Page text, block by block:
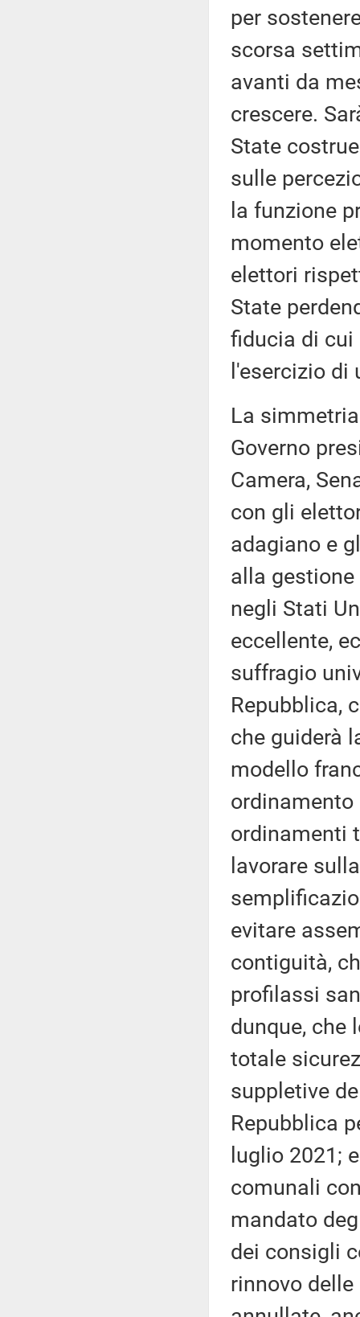
per
scorsa
avanti da
crescere.
State
sulle
la funzione
momento
elettori
State
fiducia di cui
l'esercizio
La
Governo
Camera,
con gli
adagiano e
alla
negli Stati
eccellente,
suffragio
Repubblica,
che guiderà
modello
ordinamenti
lavorare
evitare
contiguità,
profilassi
dunque, che
totale
suppletive
Repubblica
luglio 2021;
comunali
mandato
dei consigli
rinnovo